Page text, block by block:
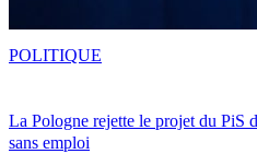
La Pologne rejette le projet du PiS
sans emploi
POLITIQUE